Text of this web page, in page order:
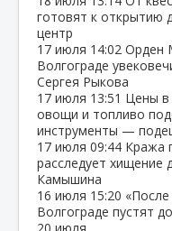
готовят к открытию
центр
17 июля 14:02 Орден
Волгограде
Сергея Рыкова
17 июля 13:51 Цены в
овощи и топливо
инструменты —
17 июля 09:44 Кража
расследует хищение
Камышина
16 июля 15:20
Волгограде пустят